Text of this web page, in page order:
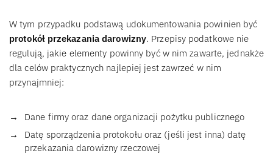
W tym przypadku podstawą udokumentowania powinien być
protokół przekazania darowizny. Przepisy podatkowe nie
regulują, jakie elementy powinny być w nim zawarte, jednakże
dla celów praktycznych najlepiej jest zawrzeć w nim
przynajmniej:
Dane firmy oraz dane organizacji pożytku publicznego
Datę sporządzenia protokołu oraz (jeśli jest inna) datę
przekazania darowizny rzeczowej